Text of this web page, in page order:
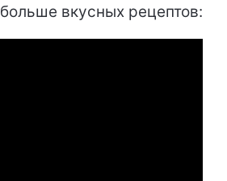
вкусных рецептов: